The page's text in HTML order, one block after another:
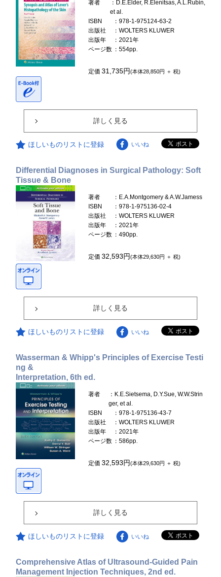
著者
：D.E.Elder, R.Elenitsas, A.L.Rubin,
et al.
ISBN
：978-1-975124-63-2
出版社
：WOLTERS KLUWER
出版年
：2021年
ページ数 ：554pp.
定価31,735円(本体28,850円 ＋ 税)
詳しく見る
ほしいものリストに登録 いいね
Differential Diagnoses in Surgical Pathology: Soft
Tissue & Bone
著者
：E.A.Montgomery & A.W.Jamess
ISBN
：978-1-975136-02-4
出版社
：WOLTERS KLUWER
出版年
：2021年
ページ数 ：490pp.
定価32,593円(本体29,630円 ＋ 税)
詳しく見る
ほしいものリストに登録 いいね
Wasserman & Whipp's Principles of Exercise Testi
ng &
Interpretation, 6th ed.
著者
：K.E.Sietsema, D.Y.Sue, W.W.Strin
ger, et al.
ISBN
：978-1-975136-43-7
出版社
：WOLTERS KLUWER
出版年
：2021年
ページ数 ：586pp.
定価32,593円(本体29,630円 ＋ 税)
詳しく見る
ほしいものリストに登録 いいね
Comprehensive Atlas of Ultrasound-Guided Pain
Management Injection Techniques, 2nd ed.